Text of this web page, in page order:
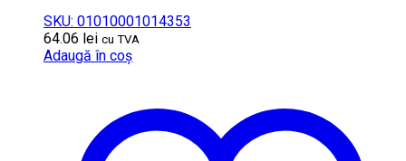
SKU: 01010001014353
64.06 lei cu TVA
Adaugă în coș